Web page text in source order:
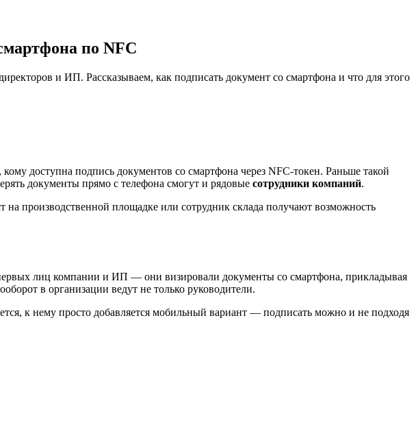
по NFC
и ИП. Рассказываем, как подписать документ со смартфона и что для этого
доступна подпись документов со смартфона через NFC-токен. Раньше такой
документы прямо с телефона смогут и рядовые сотрудники компаний.
производственной площадке или сотрудник склада получают возможность
лиц компании и ИП — они визировали документы со смартфона, прикладывая
в организации ведут не только руководители.
к нему просто добавляется мобильный вариант — подписать можно и не подходя